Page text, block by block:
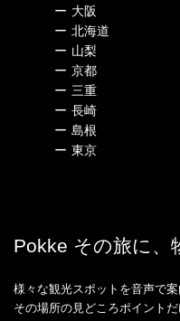
ー 大阪
ー 北海道
ー 山梨
ー 京都
ー 三重
ー 長崎
ー 島根
ー 東京
Pokke その旅に、
様々な観光スポットを音声で
その場所の見どころポイント